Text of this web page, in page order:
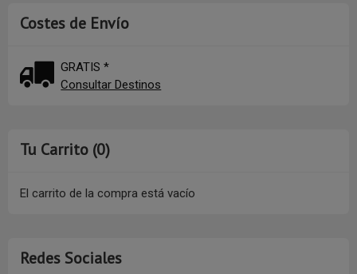
Costes de Envío
GRATIS *
Consultar Destinos
Tu Carrito (0)
El carrito de la compra está vacío
Redes Sociales